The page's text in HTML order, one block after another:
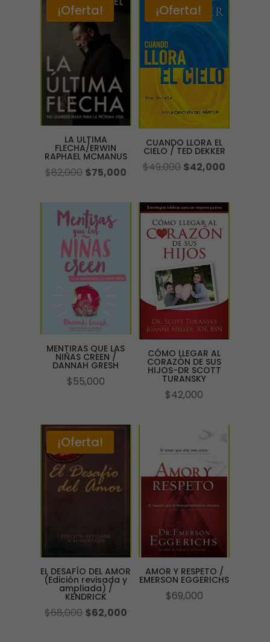
¡Oferta!
LA ULTIMA
FLECHA/ERWIN
RAPHAEL MCMANUS
$82,000 El
era:
$82,000.
$75,000El
actual
$75,000.
¡Oferta!
CUANDO LLORA EL
CIELO / TED DEKKER
$49,000 El
era:
$49,000.
$42,000
es:
MENTIRAS QUE LAS
NIÑAS CREEN /
DANNAH GRESH
$55,000
CÓMO LLEGAR AL
CORAZÓN DE SUS
HIJOS-DR SCOTT
TURANSKY
$42,000
¡Oferta!
EL DESAFÍO DEL AMOR
(Edición revisada y
ampliada) /
KENDRICK
$68,000 El
$62,000El
AMOR Y RESPETO /
EMERSON EGGERICHS
$69,000